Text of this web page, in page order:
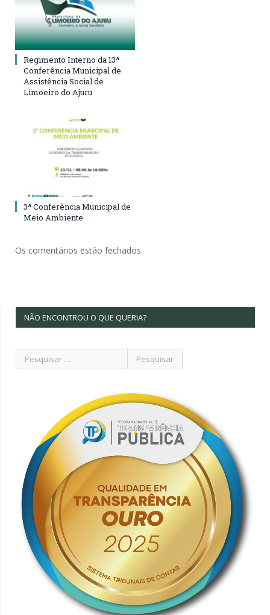
Regimento Interno da 13ª
Conferência Municipal de
Assistência Social de
Limoeiro do Ajuru
3ª Conferência Municipal de
Meio Ambiente
Os comentários estão fechados.
NÃO ENCONTROU O QUE QUERIA?